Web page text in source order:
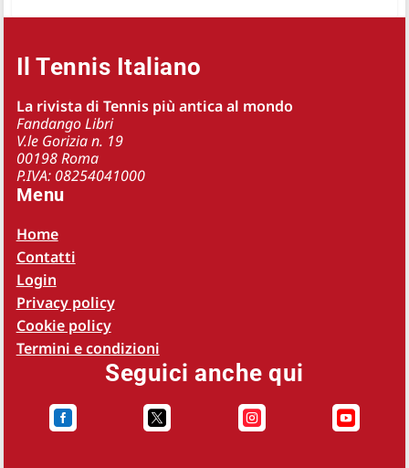
Il Tennis Italiano
La rivista di Tennis più antica al mondo
Fandango Libri
V.le Gorizia n. 19
00198 Roma
P.IVA: 08254041000
Menu
Home
Contatti
Login
Privacy policy
Cookie policy
Termini e condizioni
Seguici anche qui
   